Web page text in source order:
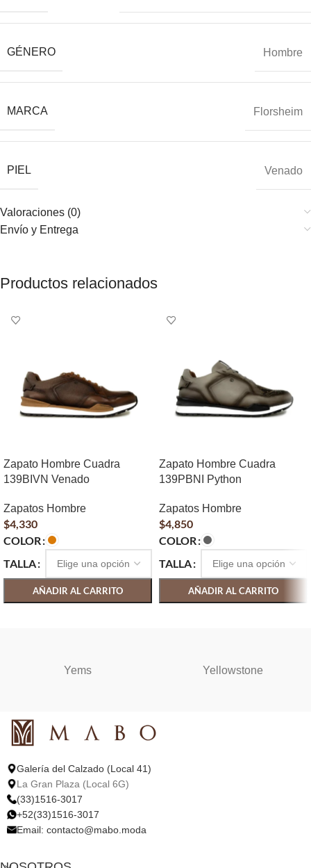
GÉNERO Hombre
MARCA Florsheim
PIEL Venado
Valoraciones (0)
Envío y Entrega
Productos relacionados
Zapato Hombre Cuadra
139BIVN Venado
Zapatos Hombre
$4,330
COLOR
TALLA
AÑADIR AL CARRITO
Zapato Hombre Cuadra
139PBNI Python
Zapatos Hombre
$4,850
COLOR
TALLA
AÑADIR AL CARRITO
Yems Yellowstone
Galería del Calzado (Local 41)
La Gran Plaza (Local 6G)
(33)1516-3017
+52(33)1516-3017
Email: contacto@mabo.moda